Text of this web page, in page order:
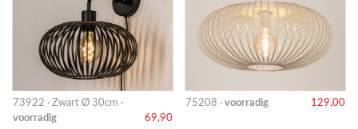
73922 · Zwart Ø 30cm ·
voorradig
69,90
75208 · voorradig 129,00